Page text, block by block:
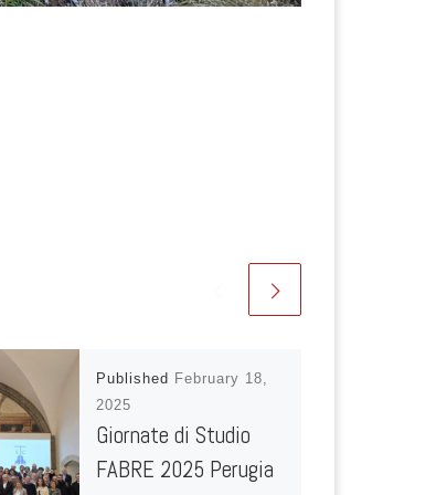
Published February 18,
2025
Giornate di Studio
FABRE 2025 Perugia